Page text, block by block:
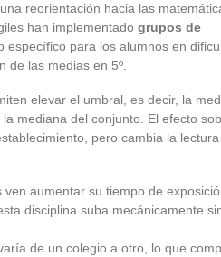
reorientación hacia las
han implementado grupos de
específico para los alumnos en
de las medias en 5º.
elevar el umbral, es decir, la
mediana del conjunto. El efecto
pero cambia la lectura
aumentar su tiempo de
disciplina suba mecánicamente
de un colegio a otro, lo que